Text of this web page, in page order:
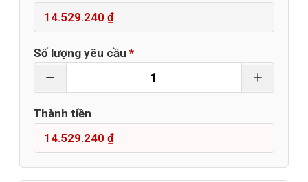
Số lượng yêu cầu *
Thành tiền